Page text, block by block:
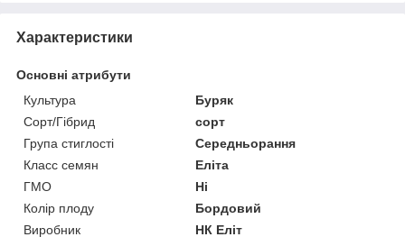
Характеристики
Основні атрибути
Культура
Буряк
Сорт/Гібрид
сорт
Група стиглості
Середньорання
Класс семян
Еліта
ГМО
Ні
Колір плоду
Бордовий
Виробник
НК Еліт